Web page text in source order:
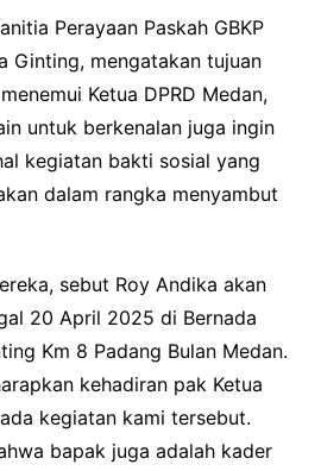
Perayaan Paskah GBKP
Ginting, mengatakan tujuan
Ketua DPRD Medan,
untuk berkenalan juga ingin
kegiatan bakti sosial yang
dalam rangka menyambut
sebut Roy Andika akan
20 April 2025 di Bernada
Km 8 Padang Bulan Medan.
kehadiran pak Ketua
kegiatan kami tersebut.
bapak juga adalah kader